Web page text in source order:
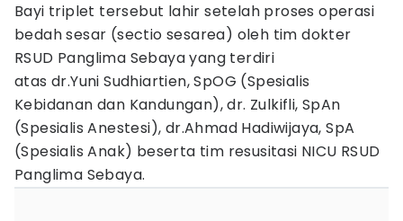
Bayi triplet tersebut lahir setelah proses operasi
bedah sesar (sectio sesarea) oleh tim dokter
RSUD Panglima Sebaya yang terdiri
atas dr.Yuni Sudhiartien, SpOG (Spesialis
Kebidanan dan Kandungan), dr. Zulkifli, SpAn
(Spesialis Anestesi), dr.Ahmad Hadiwijaya, SpA
(Spesialis Anak) beserta tim resusitasi NICU RSUD
Panglima Sebaya.